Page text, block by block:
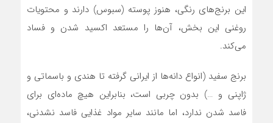
این برنج‌های رنگی، هنوز پوسته (سبوس) دارند و محتویات
روغنی این بخش، آن‌ها را مستعد اکسید شدن و فساد
می‌کند.
برنج سفید (انواع دانه‌ها از ایرانی گرفته تا هندی و باسماتی و
ژاپنی و …) بدون چربی است، بنابراین هیچ ماده‌ای برای
فاسد شدن ندارد، اما مانند سایر مواد غذایی فاسد نشدنی،